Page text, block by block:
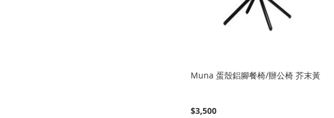
Muna 蛋殼鋁腳餐椅/辦公椅 芥末黃
$3,500